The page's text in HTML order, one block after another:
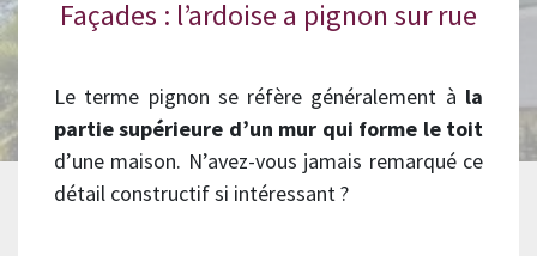
Façades : l’ardoise a pignon sur rue
Le terme pignon se réfère généralement à la
partie supérieure d’un mur qui forme le toit
d’une maison. N’avez-vous jamais remarqué ce
détail constructif si intéressant ?